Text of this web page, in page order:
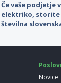
Če vaše podjetje
elektriko, storite
številna
Novice